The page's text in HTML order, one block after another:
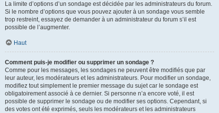
La limite d’options d’un sondage est décidée par les administrateurs du forum.
Si le nombre d’options que vous pouvez ajouter à un sondage vous semble
trop restreint, essayez de demander à un administrateur du forum s’il est
possible de l’augmenter.
Haut
Comment puis-je modifier ou supprimer un sondage ?
Comme pour les messages, les sondages ne peuvent être modifiés que par
leur auteur, les modérateurs et les administrateurs. Pour modifier un sondage,
modifiez tout simplement le premier message du sujet car le sondage est
obligatoirement associé à ce dernier. Si personne n’a encore voté, il est
possible de supprimer le sondage ou de modifier ses options. Cependant, si
des votes ont été exprimés, seuls les modérateurs et les administrateurs